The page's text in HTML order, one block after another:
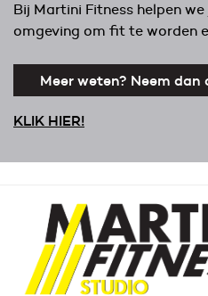
Bij Martini Fitness helpen
omgeving om fit te worden
Meer weten? Neem
KLIK HIER!